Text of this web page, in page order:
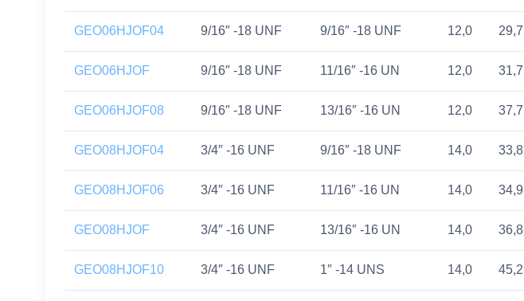
GEO06HJOF04 9/16″ -18 UNF 9/16″ -18 UNF 12,0 29,7
GEO06HJOF 9/16″ -18 UNF 11/16″ -16 UN 12,0 31,7
GEO06HJOF08 9/16″ -18 UNF 13/16″ -16 UN 12,0 37,7
GEO08HJOF04 3/4″ -16 UNF 9/16″ -18 UNF 14,0 33,8
GEO08HJOF06 3/4″ -16 UNF 11/16″ -16 UN 14,0 34,9
GEO08HJOF 3/4″ -16 UNF 13/16″ -16 UN 14,0 36,8
GEO08HJOF10 3/4″ -16 UNF 1″ -14 UNS 14,0 45,2